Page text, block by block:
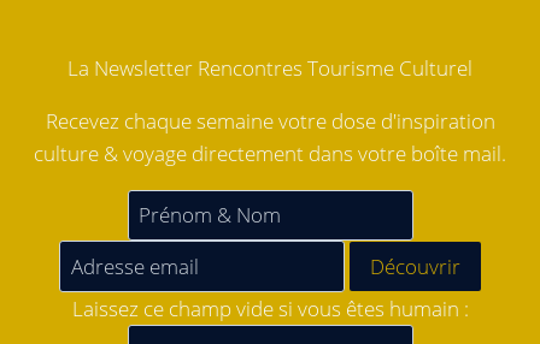
La Newsletter Rencontres Tourisme Culturel
Recevez chaque semaine votre dose d'inspiration
culture & voyage directement dans votre boîte mail.
Laissez ce champ vide si vous êtes humain :